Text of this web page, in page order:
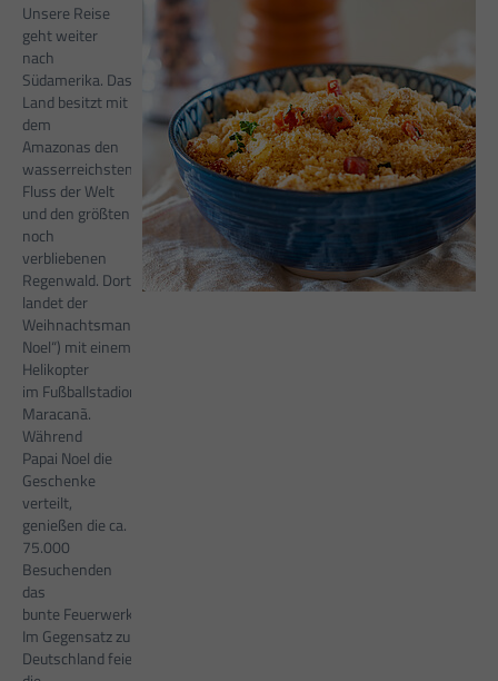
Unsere Reise
geht weiter
nach
Südamerika. Das
Land besitzt mit
dem
Amazonas den
wasserreichsten
Fluss der Welt
und den größten
noch
verbliebenen
Regenwald. Dort
landet der
Weihnachtsmann („Papai
Noel“) mit einem
Helikopter
im Fußballstadion
Maracanã.
Während
Papai Noel die
Geschenke
verteilt,
genießen die ca.
75.000
Besuchenden
das
bunte Feuerwerk.
Im Gegensatz zu
Deutschland feiern